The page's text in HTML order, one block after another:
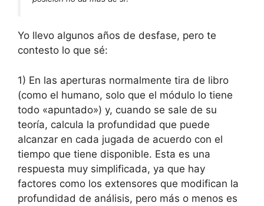
Yo llevo algunos años de desfase, pero te
contesto lo que sé:
1) En las aperturas normalmente tira de libro
(como el humano, solo que el módulo lo tiene
todo «apuntado») y, cuando se sale de su
teoría, calcula la profundidad que puede
alcanzar en cada jugada de acuerdo con el
tiempo que tiene disponible. Esta es una
respuesta muy simplificada, ya que hay
factores como los extensores que modifican la
profundidad de análisis, pero más o menos es